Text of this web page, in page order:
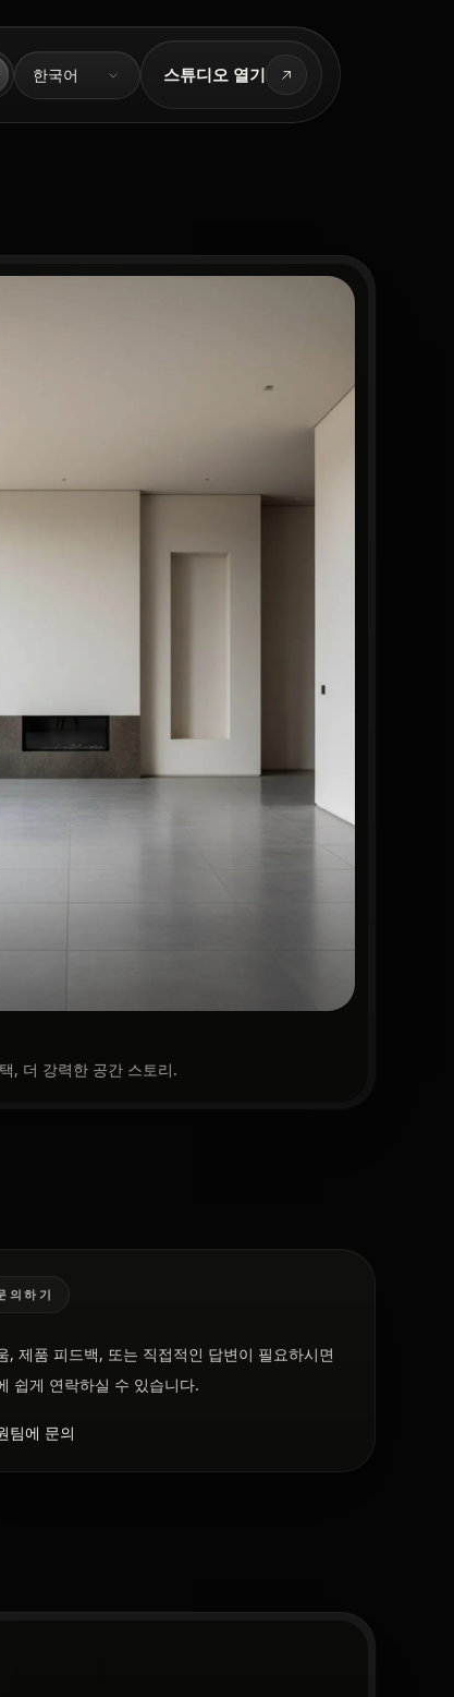
언어한국어 스튜디오 열기
, 더 강력한 공간 스토리.
의하기
, 제품 피드백, 또는 직접적인 답변이 필요하시면
쉽게 연락하실 수 있습니다.
팀에 문의